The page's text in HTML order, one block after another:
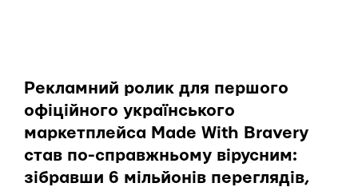
Рекламний ролик для першого
офіційного українського
маркетплейса Made With Bravery
став по-справжньому вірусним:
зібравши 6 мільйонів переглядів,